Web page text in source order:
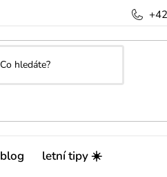
blog letní tipy ☀️